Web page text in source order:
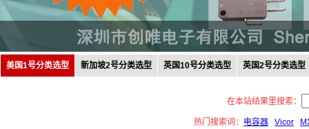
美国1号分类选型 新加坡2号分类选型 英国10号分类选型 英国2号分类选型
在本站结果里搜索：
热门搜索词： 电容器 Vicor